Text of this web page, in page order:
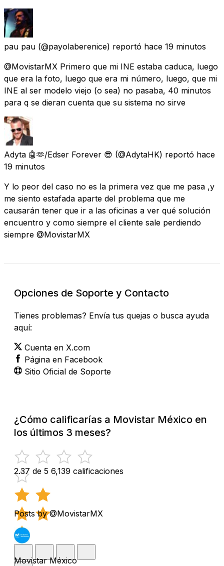
pau pau (@payolaberenice) reportó hace 19 minutos
@MovistarMX Primero que mi INE estaba caduca, luego
que era la foto, luego que era mi número, luego, que mi
INE al ser modelo viejo (o sea) no pasaba, 40 minutos
para q se dieran cuenta que su sistema no sirve
Adyta 🤖🫶/Edser Forever 😎 (@AdytaHK) reportó hace
19 minutos
Y lo peor del caso no es la primera vez que me pasa ,y
me siento estafada aparte del problema que me
causarán tener que ir a las oficinas a ver qué solución
encuentro y como siempre el cliente sale perdiendo
siempre @MovistarMX
Opciones de Soporte y Contacto
Tienes problemas? Envía tus quejas o busca ayuda
aquí:
Cuenta en X.com
Página en Facebook
Sitio Oficial de Soporte
¿Cómo calificarías a Movistar México en
los últimos 3 meses?
2.37 de 5 6,139 calificaciones
Posts by @MovistarMX
Movistar México